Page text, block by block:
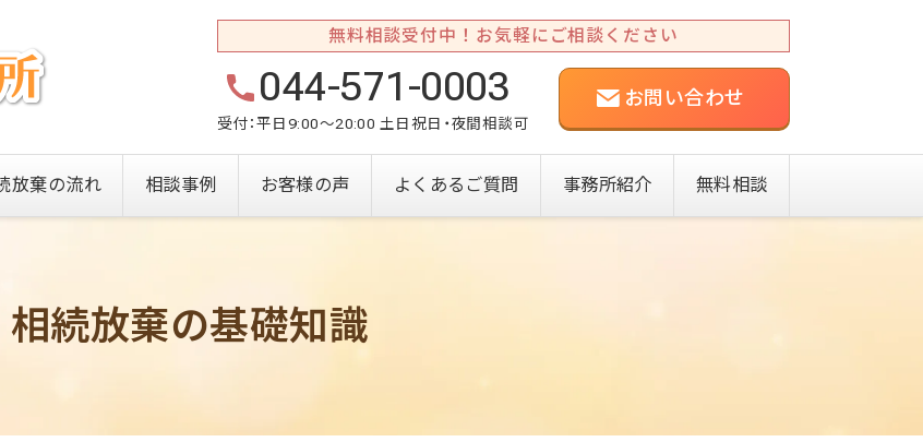
無料相談受付中！お気軽にご相談ください
044-571-0003
受付：平日9:00～20:00 土日祝日・夜間相談可
お問い合わせ
放棄の流れ 相談事例 お客様の声 よくあるご質問 事務所紹介 無料相談
相続放棄の基礎知識